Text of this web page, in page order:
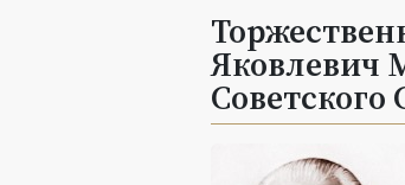
Яковлевич
Советского